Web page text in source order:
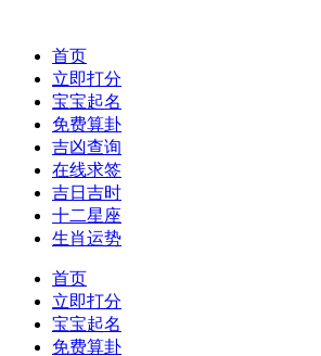
首页
立即打分
宝宝起名
免费算卦
吉凶查询
在线求签
吉日吉时
十二星座
生肖运势
首页
立即打分
宝宝起名
免费算卦